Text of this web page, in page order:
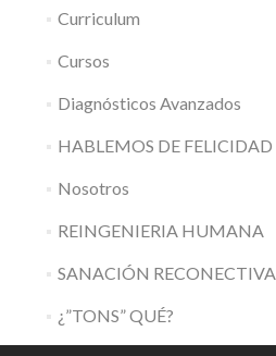
Curriculum
Cursos
Diagnósticos Avanzados
HABLEMOS DE FELICIDAD
Nosotros
REINGENIERIA HUMANA
SANACIÓN RECONECTIVA
¿”TONS” QUÉ?